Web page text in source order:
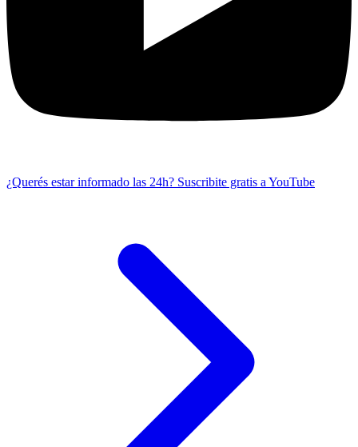
¿Querés estar informado las 24h? Suscribite gratis a YouTube